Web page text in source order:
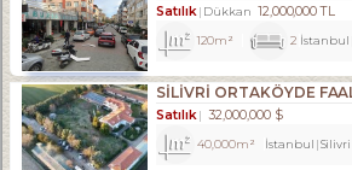
Satılık Dükkan 12,000,000 TL
120m² 2 İstanbul
Satılık 32,000,000 $
40,000m² İstanbul Silivri